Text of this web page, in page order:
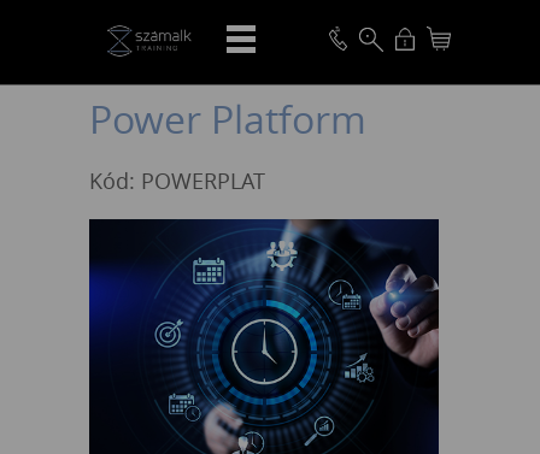
VISSZA
Power Platform
Kód: POWERPLAT